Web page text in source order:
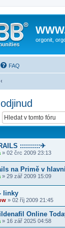
orgonit,
FAQ
::::::::::✈
» 02 črc 2009 23:13
na Primě v
» 29 zář 2009 15:09
linky
» 02 říj 2009 21:45
Online
» 16 zář 2025 04:58